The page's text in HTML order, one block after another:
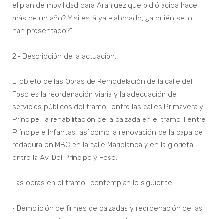
el plan de movilidad para Aranjuez que pidió acipa hace
más de un año? Y si está ya elaborado, ¿a quién se lo
han presentado?”.
2.- Descripción de la actuación.
El objeto de las Obras de Remodelación de la calle del
Foso es la reordenación viaria y la adecuación de
servicios públicos del tramo I entre las calles Primavera y
Príncipe, la rehabilitación de la calzada en el tramo II entre
Príncipe e Infantas, así como la renovación de la capa de
rodadura en MBC en la calle Mariblanca y en la glorieta
entre la Av. Del Príncipe y Foso.
Las obras en el tramo I contemplan lo siguiente:
• Demolición de firmes de calzadas y reordenación de las